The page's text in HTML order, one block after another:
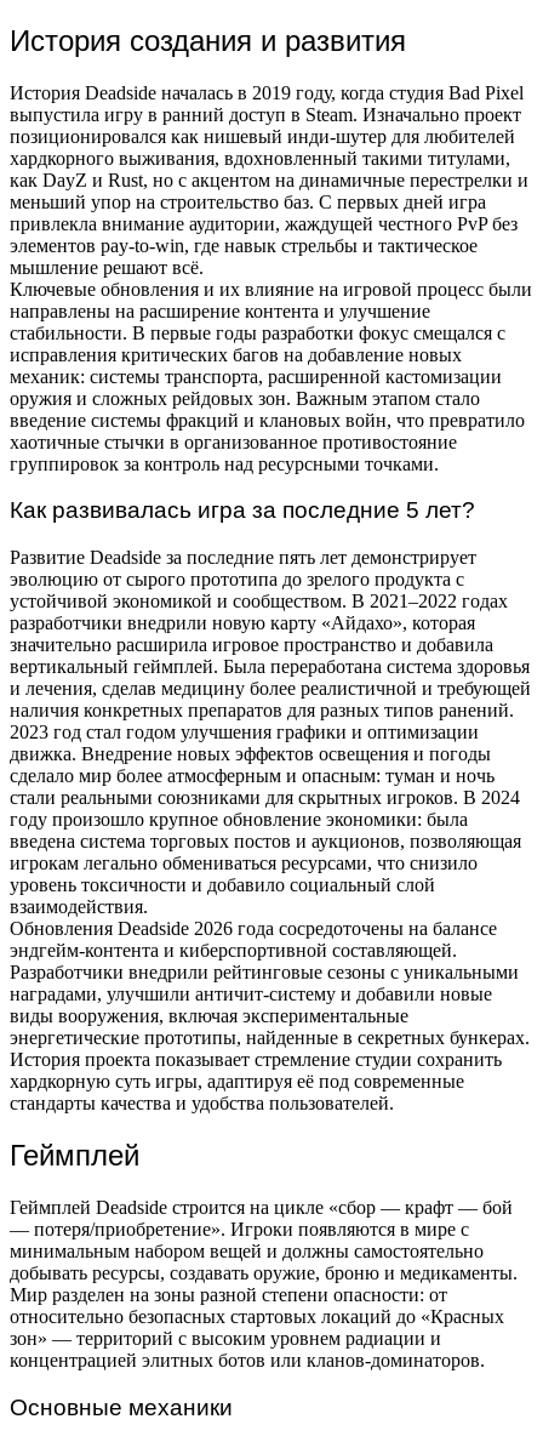
История создания и развития
История Deadside началась в 2019 году, когда студия Bad Pixel
выпустила игру в ранний доступ в Steam. Изначально проект
позиционировался как нишевый инди-шутер для любителей
хардкорного выживания, вдохновленный такими титулами,
как DayZ и Rust, но с акцентом на динамичные перестрелки и
меньший упор на строительство баз. С первых дней игра
привлекла внимание аудитории, жаждущей честного PvP без
элементов pay-to-win, где навык стрельбы и тактическое
мышление решают всё.
Ключевые обновления и их влияние на игровой процесс были
направлены на расширение контента и улучшение
стабильности. В первые годы разработки фокус смещался с
исправления критических багов на добавление новых
механик: системы транспорта, расширенной кастомизации
оружия и сложных рейдовых зон. Важным этапом стало
введение системы фракций и клановых войн, что превратило
хаотичные стычки в организованное противостояние
группировок за контроль над ресурсными точками.
Как развивалась игра за последние 5 лет?
Развитие Deadside за последние пять лет демонстрирует
эволюцию от сырого прототипа до зрелого продукта с
устойчивой экономикой и сообществом. В 2021–2022 годах
разработчики внедрили новую карту «Айдахо», которая
значительно расширила игровое пространство и добавила
вертикальный геймплей. Была переработана система здоровья
и лечения, сделав медицину более реалистичной и требующей
наличия конкретных препаратов для разных типов ранений.
2023 год стал годом улучшения графики и оптимизации
движка. Внедрение новых эффектов освещения и погоды
сделало мир более атмосферным и опасным: туман и ночь
стали реальными союзниками для скрытных игроков. В 2024
году произошло крупное обновление экономики: была
введена система торговых постов и аукционов, позволяющая
игрокам легально обмениваться ресурсами, что снизило
уровень токсичности и добавило социальный слой
взаимодействия.
Обновления Deadside 2026 года сосредоточены на балансе
эндгейм-контента и киберспортивной составляющей.
Разработчики внедрили рейтинговые сезоны с уникальными
наградами, улучшили античит-систему и добавили новые
виды вооружения, включая экспериментальные
энергетические прототипы, найденные в секретных бункерах.
История проекта показывает стремление студии сохранить
хардкорную суть игры, адаптируя её под современные
стандарты качества и удобства пользователей.
Геймплей
Геймплей Deadside строится на цикле «сбор — крафт — бой
— потеря/приобретение». Игроки появляются в мире с
минимальным набором вещей и должны самостоятельно
добывать ресурсы, создавать оружие, броню и медикаменты.
Мир разделен на зоны разной степени опасности: от
относительно безопасных стартовых локаций до «Красных
зон» — территорий с высоким уровнем радиации и
концентрацией элитных ботов или кланов-доминаторов.
Основные механики